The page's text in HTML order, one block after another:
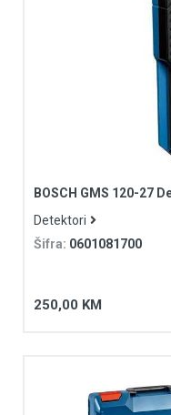
BOSCH GMS 120-27
Detektori
Šifra: 0601081700
250,00 KM